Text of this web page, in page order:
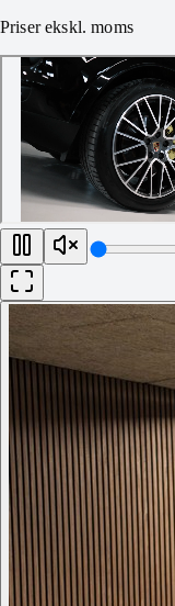
Priser ekskl. moms